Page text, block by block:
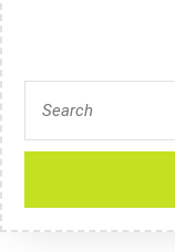
for: